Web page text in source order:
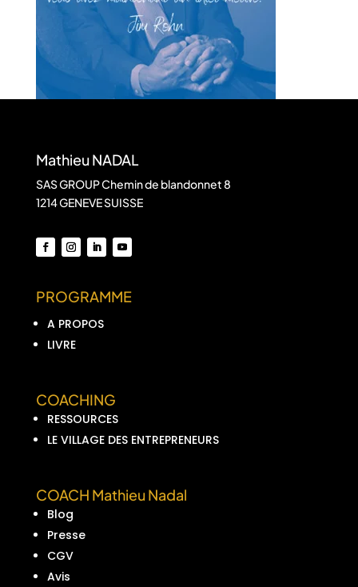
Mathieu NADAL
SAS GROUP Chemin de blandonnet 8
1214 GENEVE SUISSE
PROGRAMME
A PROPOS
LIVRE
COACHING
RESSOURCES
LE VILLAGE DES ENTREPRENEURS
COACH Mathieu Nadal
Blog
Presse
CGV
Avis